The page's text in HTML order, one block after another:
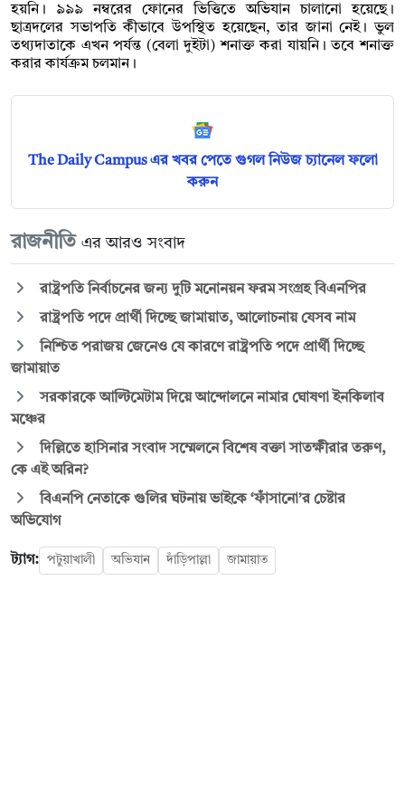
হয়নি। ৯৯৯ নম্বরের ফোনের ভিত্তিতে অভিযান চালানো হয়েছে।
ছাত্রদলের সভাপতি কীভাবে উপস্থিত হয়েছেন, তার জানা নেই। ভুল
তথ্যদাতাকে এখন পর্যন্ত (বেলা দুইটা) শনাক্ত করা যায়নি। তবে শনাক্ত
করার কার্যক্রম চলমান।
The Daily Campus এর খবর পেতে গুগল নিউজ চ্যানেল ফলো
করুন
রাজনীতি এর আরও সংবাদ
রাষ্ট্রপতি নির্বাচনের জন্য দুটি মনোনয়ন ফরম সংগ্রহ বিএনপির
রাষ্ট্রপতি পদে প্রার্থী দিচ্ছে জামায়াত, আলোচনায় যেসব নাম
নিশ্চিত পরাজয় জেনেও যে কারণে রাষ্ট্রপতি পদে প্রার্থী দিচ্ছে
জামায়াত
সরকারকে আল্টিমেটাম দিয়ে আন্দোলনে নামার ঘোষণা ইনকিলাব
মঞ্চের
দিল্লিতে হাসিনার সংবাদ সম্মেলনে বিশেষ বক্তা সাতক্ষীরার তরুণ,
কে এই অরিন?
বিএনপি নেতাকে গুলির ঘটনায় ভাইকে ‘ফাঁসানো’র চেষ্টার
অভিযোগ
ট্যাগ: পটুয়াখালী অভিযান দাঁড়িপাল্লা জামায়াত